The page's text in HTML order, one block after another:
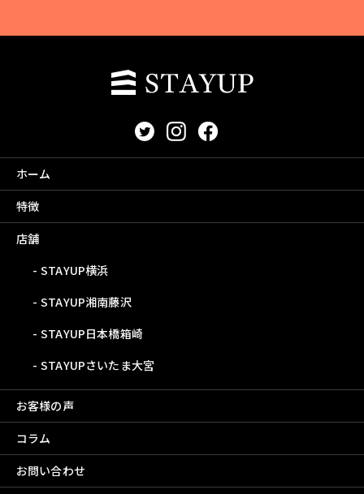
ホーム
特徴
店舗
STAYUP横浜
STAYUP湘南藤沢
STAYUP日本橋箱崎
STAYUPさいたま大宮
お客様の声
コラム
お問い合わせ